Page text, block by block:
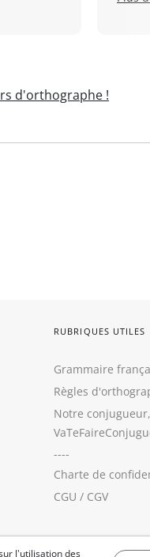
d'orthographe !
l'utilisation des
RUBRIQUES UTILES
Grammaire
Règles
Notre conjugueur,
----
Charte de
CGU / CGV